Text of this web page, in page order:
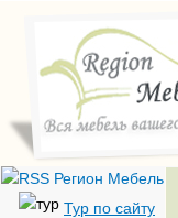
Тур по сайту